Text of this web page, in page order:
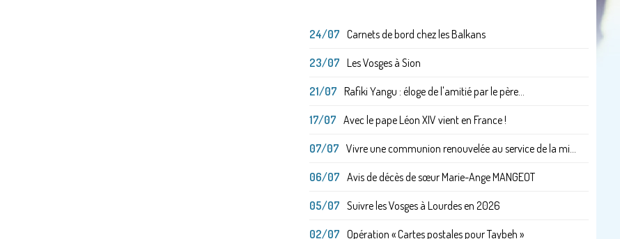
24/07 Carnets de bord chez les Balkans
23/07 Les Vosges à Sion
21/07 Rafiki Yangu : éloge de l'amitié par le père...
17/07 Avec le pape Léon XIV vient en France !
07/07 Vivre une communion renouvelée au service de la mi...
06/07 Avis de décès de sœur Marie-Ange MANGEOT
05/07 Suivre les Vosges à Lourdes en 2026
02/07 Opération « Cartes postales pour Taybeh »